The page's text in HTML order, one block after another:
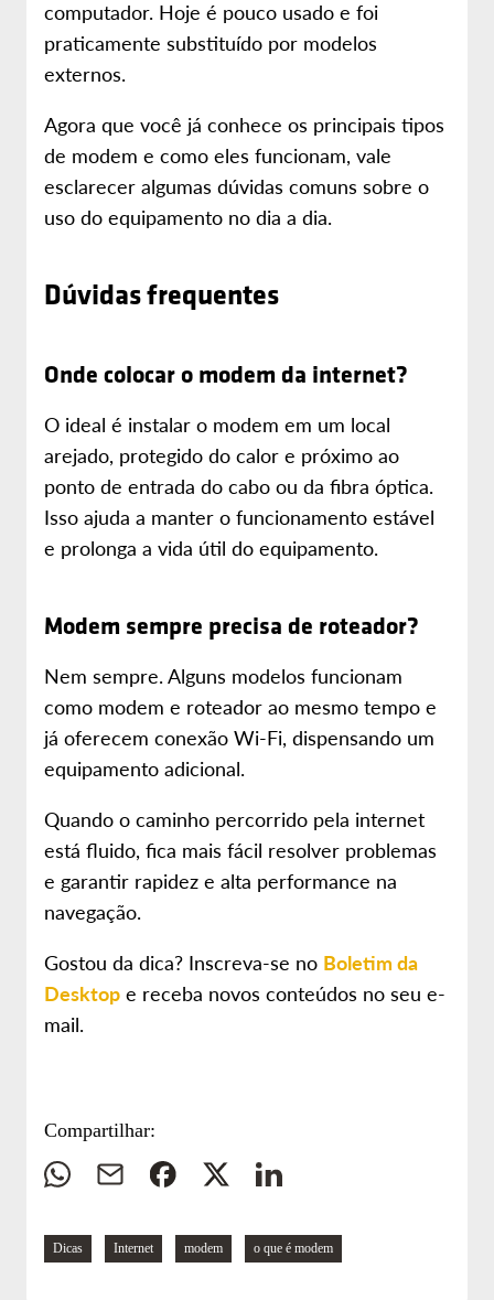
computador. Hoje é pouco usado e foi
praticamente substituído por modelos
externos.
Agora que você já conhece os principais tipos
de modem e como eles funcionam, vale
esclarecer algumas dúvidas comuns sobre o
uso do equipamento no dia a dia.
Dúvidas frequentes
Onde colocar o modem da internet?
O ideal é instalar o modem em um local
arejado, protegido do calor e próximo ao
ponto de entrada do cabo ou da fibra óptica.
Isso ajuda a manter o funcionamento estável
e prolonga a vida útil do equipamento.
Modem sempre precisa de roteador?
Nem sempre. Alguns modelos funcionam
como modem e roteador ao mesmo tempo e
já oferecem conexão Wi-Fi, dispensando um
equipamento adicional.
Quando o caminho percorrido pela internet
está fluido, fica mais fácil resolver problemas
e garantir rapidez e alta performance na
navegação.
Gostou da dica? Inscreva-se no Boletim da
Desktop e receba novos conteúdos no seu e-
mail.
Compartilhar:
mail
Navegue
pelas
Dicas Internet modem o que é modem